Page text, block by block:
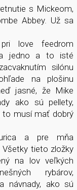
s Mickeom,
Abbey. Už sa
love feedrom
jedno a to isté
silónu
na plošinu
jasné, že Mike
ako sú pellety,
to musí mať dobrý
a pre mňa
Všetky tieto zložky
na lov veľkých
rybárov,
návnady, ako sú